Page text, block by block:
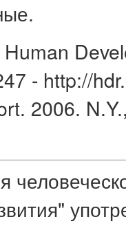
Human
- http://
2006.